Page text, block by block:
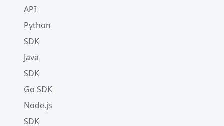
API
Python
SDK
Java
SDK
Go SDK
Node.js
SDK